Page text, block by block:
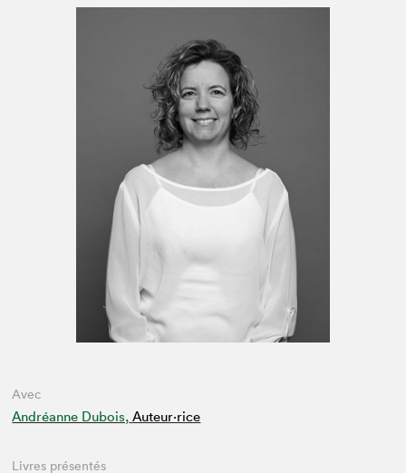
Avec
Andréanne Dubois, Auteur·rice
Livres présentés